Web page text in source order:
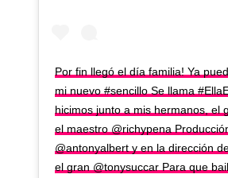
Por fin llegó el día familia! Ya
mi nuevo #sencillo Se llama
hicimos junto a mis hermanos, el
el maestro @richypena
@antonyalbert y en la dirección
el gran @tonysuccar Para que